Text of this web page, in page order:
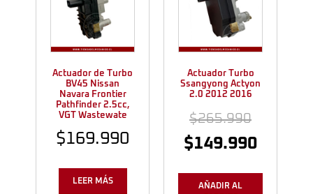
Actuador de Turbo
BV45 Nissan
Navara Frontier
Pathfinder 2.5cc,
VGT Wastewate
$169.990
LEER MÁS
Actuador Turbo
Ssangyong Actyon
2.0 2012 2016
$265.990
$149.990
AÑADIR AL